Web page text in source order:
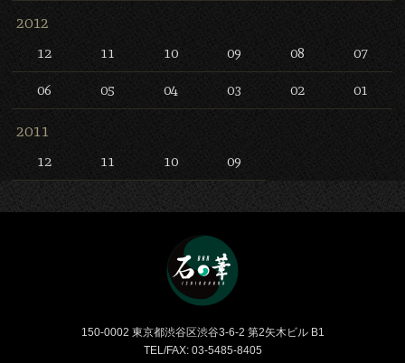
2012
12 11 10 09 08 07
06 05 04 03 02 01
2011
12 11 10 09
150-0002 東京都渋谷区渋谷3-6-2 第2矢木ビル B1
TEL/FAX: 03-5485-8405